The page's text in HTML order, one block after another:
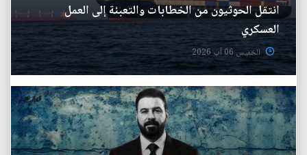
انتقل الحوثيون من الخطابات والتعبئة إلى العمل
العسكري
الخميس 06 آب 2026